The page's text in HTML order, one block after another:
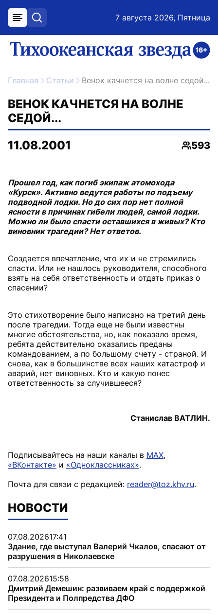
меню поиск 7 августа 2026, Пятница
ссылка на главную
Главная Статьи Венок качнется на волне седой...
ВЕНОК КАЧНЕТСЯ НА ВОЛНЕ
СЕДОЙ...
11.08.2001
593
Прошел год, как погиб экипаж атомохода
«Курск». Активно ведутся работы по подъему
подводной лодки. Но до сих пор нет полной
ясности в причинах гибели людей, самой лодки.
Можно ли было спасти оставшихся в живых? Кто
виновник трагедии? Нет ответов.
Создается впечатление, что их и не стремились
спасти. Или не нашлось руководителя, способного
взять на себя ответственность и отдать приказ о
спасении?
Это стихотворение было написано на третий день
после трагедии. Тогда еще не были известны
многие обстоятельства, но, как показало время,
ребята действительно оказались преданы
командованием, а по большому счету - страной. И
снова, как в большинстве всех наших катастроф и
аварий, нет виновных. Кто и какую понес
ответственность за случившееся?
Станислав ВАТЛИН.
Подписывайтесь на наши каналы в MAX,
«ВКонтакте» и «Одноклассниках».
Почта для связи с редакцией: reader@toz.khv.ru.
НОВОСТИ
07.08.202617:41
Здание, где выступал Валерий Чкалов, спасают от
разрушения в Николаевске
07.08.202615:58
Дмитрий Демешин: развиваем край с поддержкой
Президента и Полпредства ДФО